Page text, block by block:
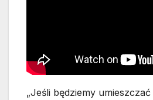
„Jeśli będziemy